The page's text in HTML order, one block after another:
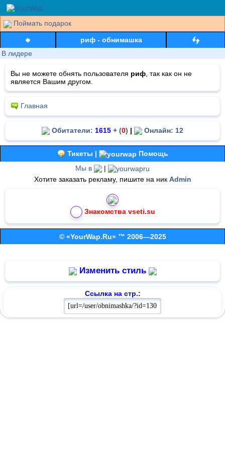
Поймать подарок
риф - обнимашка
В лидере
Вы не можете обнять пользователя риф , так как он не
является Вашим другом.
Главная
Обитатели: 1615 + (0) | Онлайн: 12
Тикеты |
Помощь
Мы в
|
Хотите заказать рекламу, пишите на ник Admin
Знакомства vseti.su
© «YourWap.Ru» ™ 2006—2025
Изменить стиль
Ссылка на стр.: